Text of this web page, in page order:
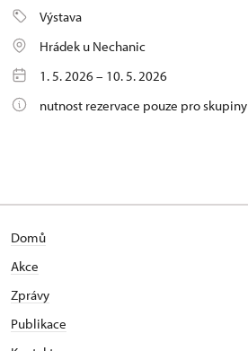
Výstava
Hrádek u Nechanic
1. 5. 2026 – 10. 5. 2026
nutnost rezervace pouze pro skupiny
Domů
Akce
Zprávy
Publikace